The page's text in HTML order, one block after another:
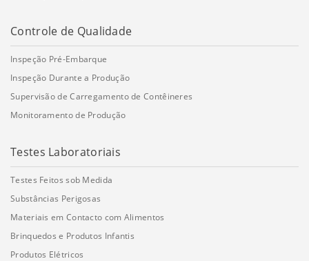
Controle de Qualidade
Inspeção Pré-Embarque
Inspeção Durante a Produção
Supervisão de Carregamento de Contêineres
Monitoramento de Produção
Testes Laboratoriais
Testes Feitos sob Medida
Substâncias Perigosas
Materiais em Contacto com Alimentos
Brinquedos e Produtos Infantis
Produtos Elétricos